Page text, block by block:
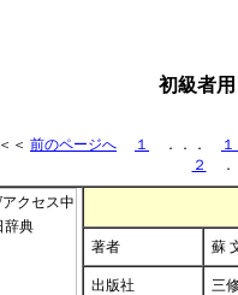
初級者
＜＜ 前のページへ １ ．．．
２
著者 蘇
出版社 三